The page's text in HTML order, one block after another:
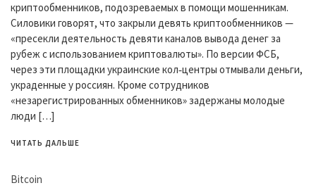
криптообменников, подозреваемых в помощи мошенникам.
Силовики говорят, что закрыли девять криптообменников —
«пресекли деятельность девяти каналов вывода денег за
рубеж с использованием криптовалюты». По версии ФСБ,
через эти площадки украинские кол‑центры отмывали деньги,
украденные у россиян. Кроме сотрудников
«незарегистрированных обменников» задержаны молодые
люди […]
ЧИТАТЬ ДАЛЬШЕ
Bitcoin